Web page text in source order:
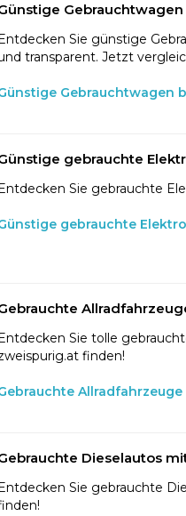
Gebrauchtwagen
Sie günstige
transparent. Jetzt
Gebrauchtwagen
gebrauchte
Sie gebrauchte
gebrauchte
Sie tolle
finden!
Dieselautos
Sie gebrauchte